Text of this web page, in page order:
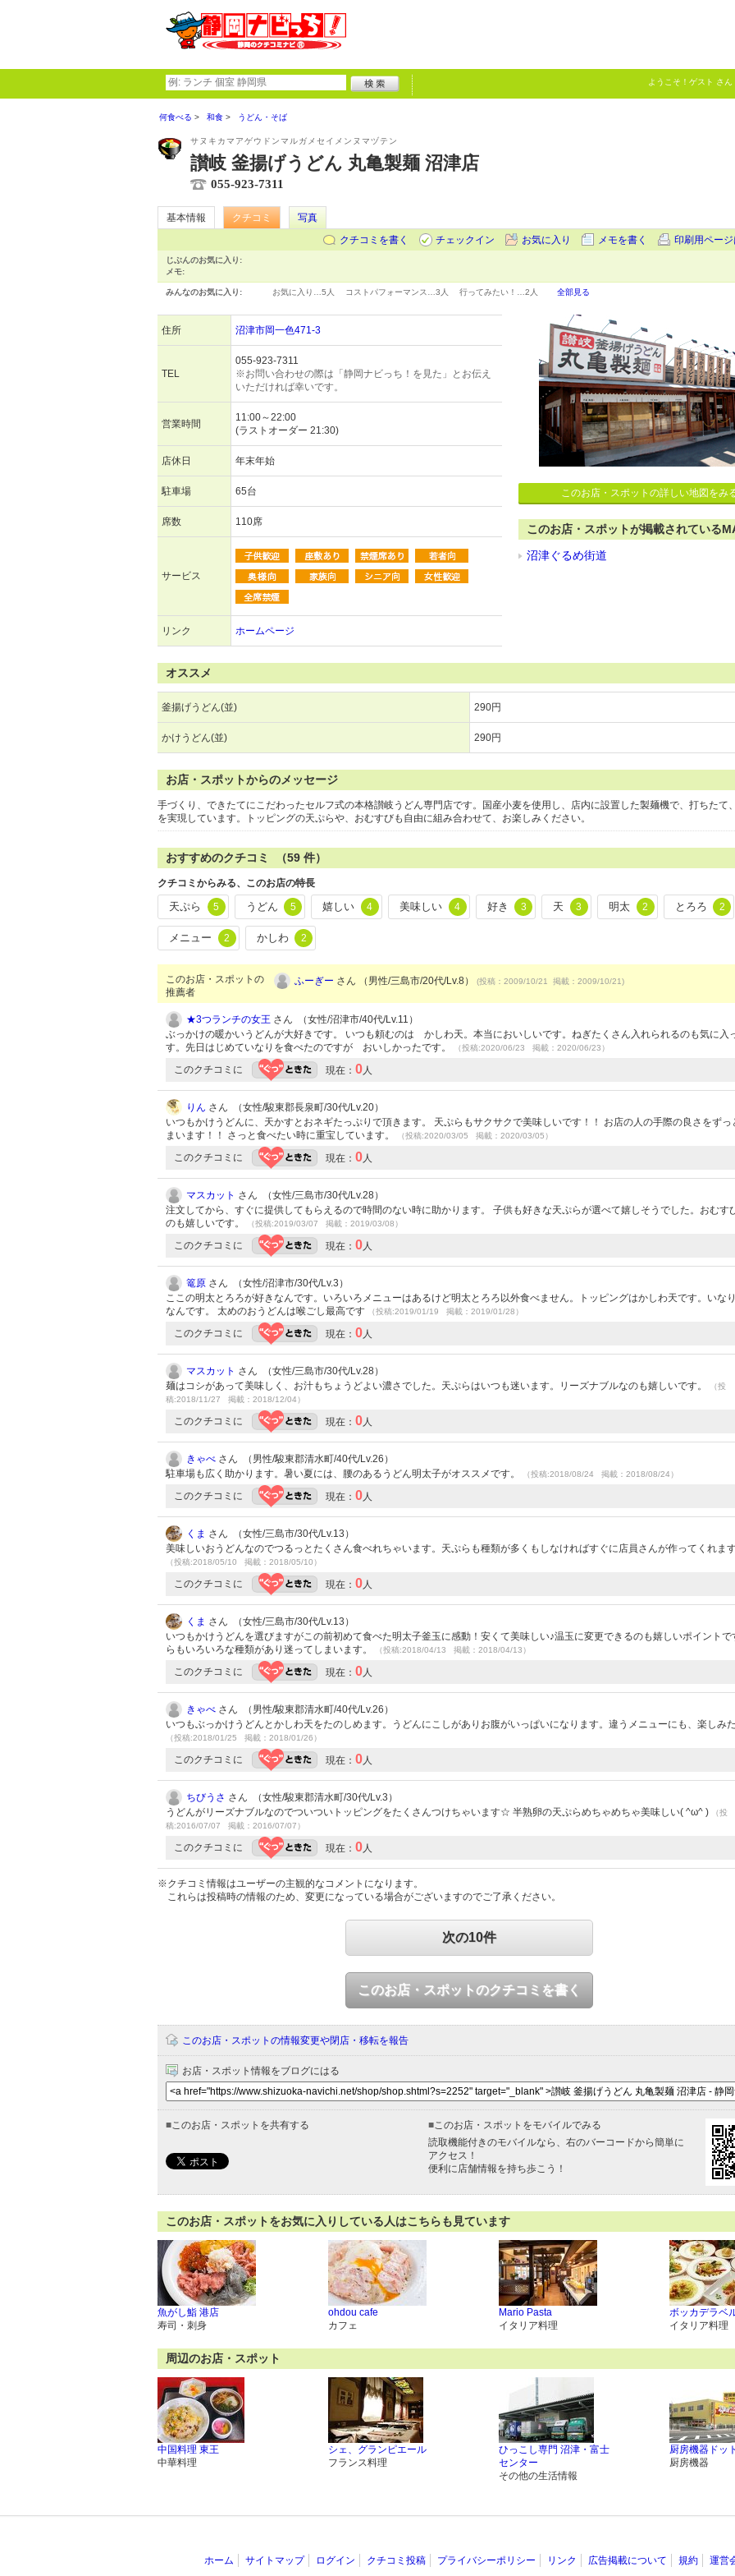
ようこそ！ ゲスト さん
何食べる 和食 うどん・そば
サヌキカマアゲウドンマルガメセイメンヌマヅテン
讃岐 釜揚げうどん 丸亀製麺 沼津店
055-923-7311
基本情報 クチコミ
写真
クチコミを書く
チェックイン お気に入り メモを書く 印刷用ページ
じぶんのお気に入り:
メモ:
みんなのお気に入り: お気に入り… 5人 コストパフォーマンス… 3人 行ってみたい！… 2人 全部見る
住所 沼津市岡一色471-3
TEL
055-923-7311
※お問い合わせの際は「静岡ナビっち！を見た」とお伝え
いただければ幸いです。
営業時間
11:00～22:00
(ラストオーダー 21:30)
店休日 年末年始
駐車場 65台
席数 110席
サービス
リンク ホームページ
このお店・スポットの詳しい地図をみ
このお店・スポットが掲載されている
沼津ぐるめ街道
オススメ
釜揚げうどん(並) 290円
かけうどん(並) 290円
お店・スポットからのメッセージ
手づくり、できたてにこだわったセルフ式の本格讃岐うどん専門店です。国産小麦を使用し、店内に設置した製麺機で、打ちたて
を実現しています。トッピングの天ぷらや、おむすびも自由に組み合わせて、お楽しみください。
おすすめのクチコミ （59 件）
クチコミからみる、このお店の特長
天ぷら 5 うどん 5 嬉しい 4 美味しい 4 好き 3 天 3 明太 2 とろろ 2
メニュー 2 かしわ 2
このお店・スポットの
推薦者
ふーぎー さん （男性/三島市/20代/Lv.8） (投稿：2009/10/21 掲載：2009/10/21)
★3つランチの女王 さん （女性/沼津市/40代/Lv.11）
ぶっかけの暖かいうどんが大好きです。 いつも頼むのは かしわ天。本当においしいです。ねぎたくさん入れられるのも気に入
す。先日はじめていなりを食べたのですが おいしかったです。
（投稿:2020/06/23 掲載：2020/06/23）
このクチコミに 現在： 0人
りん さん （女性/駿東郡長泉町/30代/Lv.20）
いつもかけうどんに、天かすとおネギたっぷりで頂きます。 天ぷらもサクサクで美味しいです！！ お店の人の手際の良さをずっ
まいます！！ さっと食べたい時に重宝しています。
（投稿:2020/03/05 掲載：2020/03/05）
このクチコミに 現在： 0人
マスカット さん （女性/三島市/30代/Lv.28）
注文してから、すぐに提供してもらえるので時間のない時に助かります。 子供も好きな天ぷらが選べて嬉しそうでした。おむす
のも嬉しいです。
（投稿:2019/03/07 掲載：2019/03/08）
このクチコミに 現在： 0人
篭原 さん （女性/沼津市/30代/Lv.3）
ここの明太とろろが好きなんです。いろいろメニューはあるけど明太とろろ以外食べません。トッピングはかしわ天です。いな
なんです。 太めのおうどんは喉ごし最高です
（投稿:2019/01/19 掲載：2019/01/28）
このクチコミに 現在： 0人
マスカット さん （女性/三島市/30代/Lv.28）
麺はコシがあって美味しく、お汁もちょうどよい濃さでした。天ぷらはいつも迷います。リーズナブルなのも嬉しいです。
（投
稿:2018/11/27 掲載：2018/12/04）
このクチコミに 現在： 0人
きゃべ さん （男性/駿東郡清水町/40代/Lv.26）
駐車場も広く助かります。暑い夏には、腰のあるうどん明太子がオススメです。
（投稿:2018/08/24 掲載：2018/08/24）
このクチコミに 現在： 0人
くま さん （女性/三島市/30代/Lv.13）
美味しいおうどんなのでつるっとたくさん食べれちゃいます。天ぷらも種類が多くもしなければすぐに店員さんが作ってくれま
（投稿:2018/05/10 掲載：2018/05/10）
このクチコミに 現在： 0人
くま さん （女性/三島市/30代/Lv.13）
いつもかけうどんを選びますがこの前初めて食べた明太子釜玉に感動！安くて美味しい♪温玉に変更できるのも嬉しいポイントで
らもいろいろな種類があり迷ってしまいます。
（投稿:2018/04/13 掲載：2018/04/13）
このクチコミに 現在： 0人
きゃべ さん （男性/駿東郡清水町/40代/Lv.26）
いつもぶっかけうどんとかしわ天をたのしめます。うどんにこしがありお腹がいっぱいになります。違うメニューにも、楽しみた
（投稿:2018/01/25 掲載：2018/01/26）
このクチコミに 現在： 0人
ちびうさ さん （女性/駿東郡清水町/30代/Lv.3）
うどんがリーズナブルなのでついついトッピングをたくさんつけちゃいます☆ 半熟卵の天ぷらめちゃめちゃ美味しい( ^ω^ )
（投
稿:2016/07/07 掲載：2016/07/07）
このクチコミに 現在： 0人
※クチコミ情報はユーザーの主観的なコメントになります。
これらは投稿時の情報のため、変更になっている場合がございますのでご了承ください。
次の10件
このお店・スポットのクチコミを書く
このお店・スポットの情報変更や閉店・移転を報告
お店・スポット情報をブログにはる
■このお店・スポットを共有する ■このお店・スポットをモバイルでみる
読取機能付きのモバイルなら、右のバーコードから簡単に
アクセス！
便利に店舗情報を持ち歩こう！
このお店・スポットをお気に入りしている人はこちらも見ています
魚がし鮨 港店
寿司・刺身
ohdou cafe
カフェ
Mario Pasta
イタリア料理
ボッカデラベ
イタリア料理
周辺のお店・スポット
中国料理 東王
中華料理
シェ、グランピエール
フランス料理
ひっこし専門 沼津・富士
センター
その他の生活情報
厨房機器ドッ
厨房機器
ホーム サイトマップ ログイン クチコミ投稿 プライバシーポリシー リンク 広告掲載について 規約 運営